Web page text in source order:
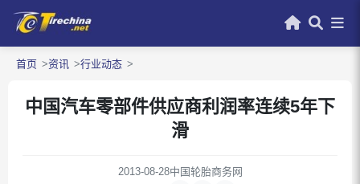
首页 资讯 行业动态
中国汽车零部件供应商利润率连续5年下
滑
2013-08-28中国轮胎商务网